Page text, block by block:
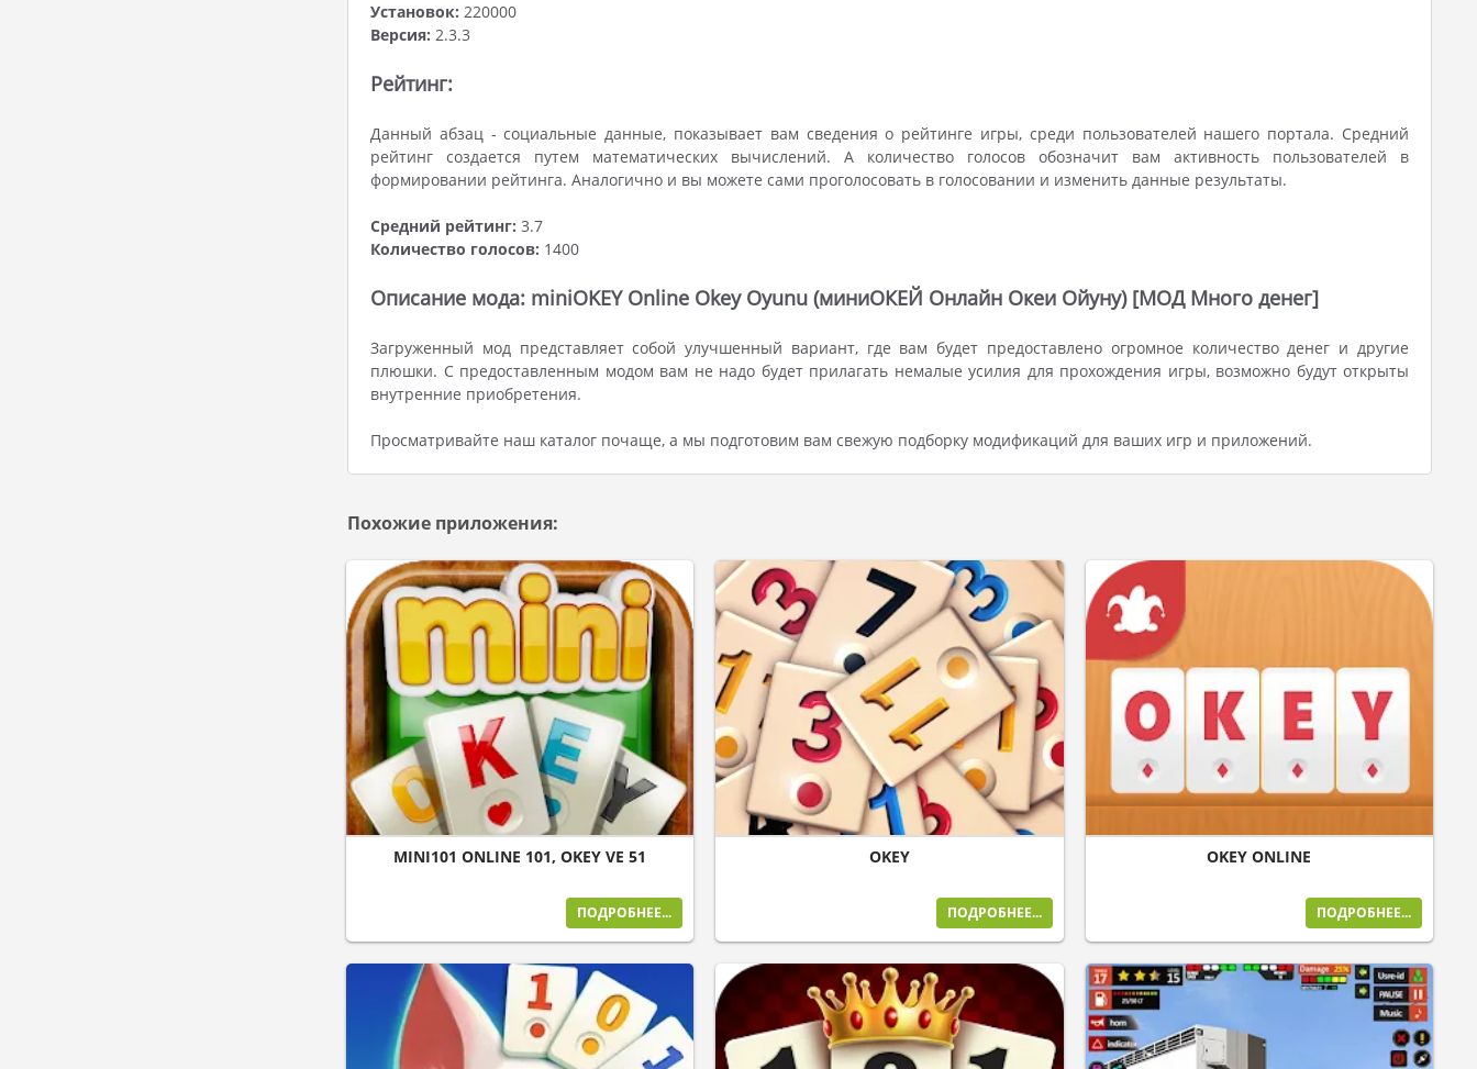
Установок: 220000
Версия: 2.3.3
Рейтинг:
Данный абзац - социальные данные, показывает вам сведения о рейтинге игры, среди пользователей нашего портала. Средний
рейтинг создается путем математических вычислений. А количество голосов обозначит вам активность пользователей в
формировании рейтинга. Аналогично и вы можете сами проголосовать в голосовании и изменить данные результаты.
Средний рейтинг: 3.7
Количество голосов: 1400
Описание мода: miniOKEY Online Okey Oyunu (миниОКЕЙ Онлайн Океи Ойуну) [МОД Много денег]
Загруженный мод представляет собой улучшенный вариант, где вам будет предоставлено огромное количество денег и другие
плюшки. С предоставленным модом вам не надо будет прилагать немалые усилия для прохождения игры, возможно будут открыты
внутренние приобретения.
Просматривайте наш каталог почаще, а мы подготовим вам свежую подборку модификаций для ваших игр и приложений.
Похожие приложения:
MINI101 ONLINE 101, OKEY VE 51
ПОДРОБНЕЕ...
OKEY
ПОДРОБНЕЕ...
OKEY ONLINE
ПОДРОБНЕЕ...